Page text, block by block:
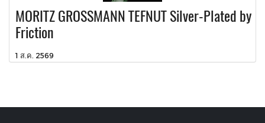
MORITZ GROSSMANN TEFNUT Silver-Plated by
Friction
1 ส.ค. 2569